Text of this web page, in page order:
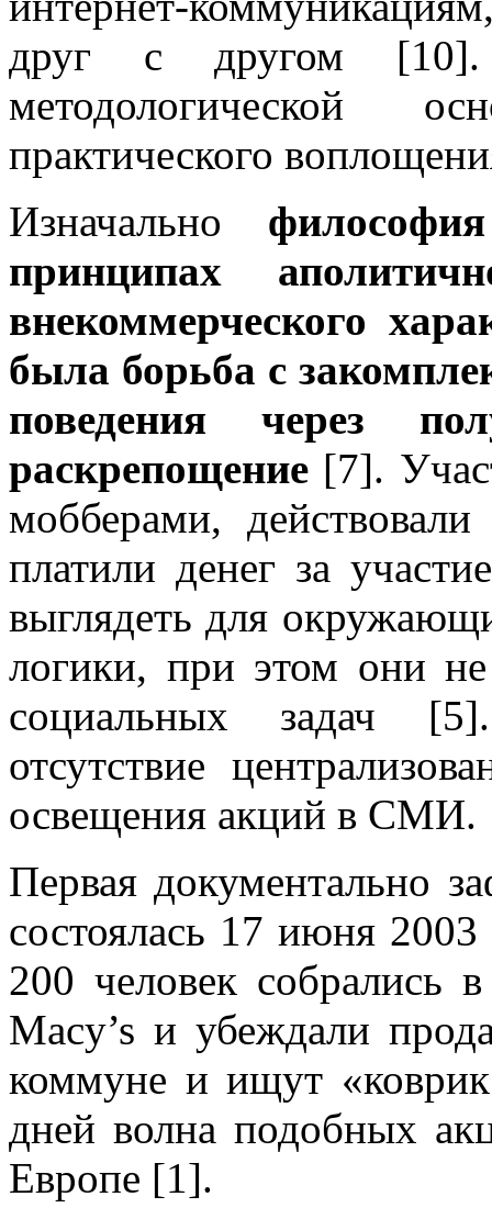
друг с другом
методологической
практического
Изначально
принципах
внекоммерческого
была борьба с
поведения через
раскрепощение [7].
мобберами,
платили денег за
выглядеть для
логики, при этом они
социальных задач
отсутствие
освещения акций в СМИ.
Первая документально
состоялась 17 июня
200 человек собрались
Macy’s и убеждали
коммуне и ищут
дней волна подобных
Европе [1].